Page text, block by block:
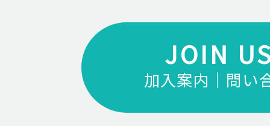
JOIN
加入案内｜問い